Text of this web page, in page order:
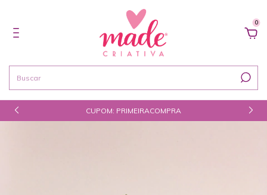
0
CUPOM: PRIMEIRACOMPRA